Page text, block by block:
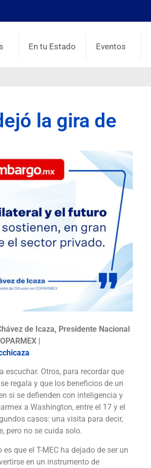
En tu Estado Eventos
la gira de
de Icaza, Presidente Nacional
|
escuchar. Otros, para recordar que
regala y que los beneficios de un
si se defienden con inteligencia y
a Washington, entre el 17 y el
casos: una visita para decir,
pero no se cuida solo.
que el T-MEC ha dejado de ser un
en un instrumento de